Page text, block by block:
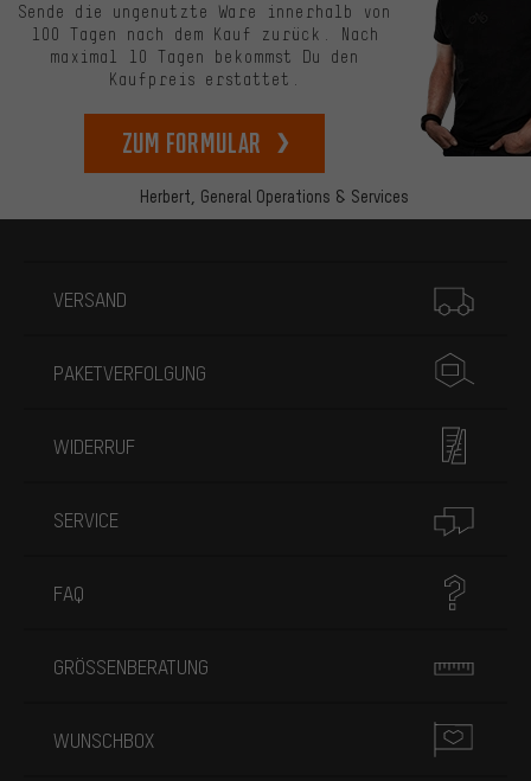
Herbert, General Operations & Services
Sende die ungenutzte Ware innerhalb von
100 Tagen nach dem Kauf zurück. Nach
maximal 10 Tagen bekommst Du den
Kaufpreis erstattet.
zum Formular
VERSAND
PAKETVERFOLGUNG
WIDERRUF
SERVICE
FAQ
GRÖSSENBERATUNG
WUNSCHBOX